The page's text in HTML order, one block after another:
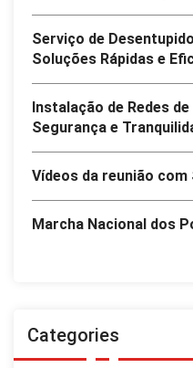
Serviço de
Soluções Rápidas e
Instalação de Redes
Segurança e
Vídeos da reunião com
Marcha Nacional dos
Categories